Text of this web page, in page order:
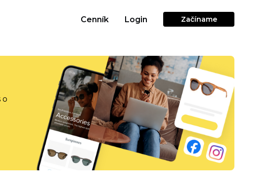
Cenník Login Začíname
o